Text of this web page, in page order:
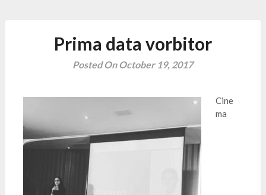
Prima data vorbitor
Posted On October 19, 2017
Cine
ma